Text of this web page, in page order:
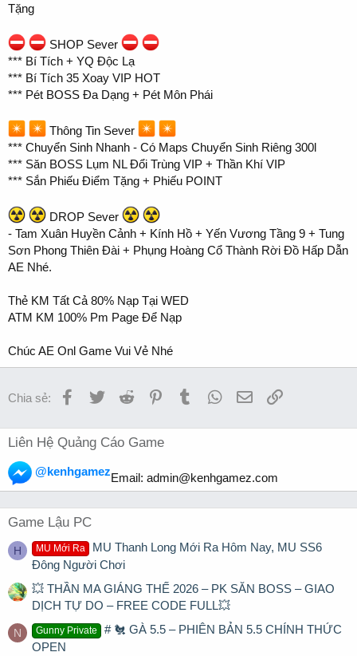
Tặng
SHOP Sever
*** Bí Tích + YQ Độc Lạ
*** Bí Tích 35 Xoay VIP HOT
*** Pét BOSS Đa Dạng + Pét Môn Phái
Thông Tin Sever
*** Chuyển Sinh Nhanh - Có Maps Chuyển Sinh Riêng 300l
*** Săn BOSS Lụm NL Đổi Trùng VIP + Thần Khí VIP
*** Sắn Phiếu Điểm Tặng + Phiếu POINT
DROP Sever
- Tam Xuân Huyền Cảnh + Kính Hồ + Yến Vương Tầng 9 + Tung
Sơn Phong Thiên Đài + Phụng Hoàng Cổ Thành Rời Đồ Hấp Dẫn
AE Nhé.
Thẻ KM Tất Cả 80% Nạp Tại WED
ATM KM 100% Pm Page Để Nạp
Chúc AE Onl Game Vui Vẻ Nhé
Chia sẻ: Facebook
TwitterReddit PinterestTumblrWhatsApp
EmailLink
Liên Hệ Quảng Cáo Game
@kenhgamezEmail: admin@kenhgamez.com
Game Lậu PC
H MU Mới Ra
MU Thanh Long Mới Ra Hôm Nay, MU SS6
Đông Người Chơi
💥 THẦN MA GIÁNG THẾ 2026 – PK SĂN BOSS – GIAO
DỊCH TỰ DO – FREE CODE FULL💥
N Gunny Private
# 🐔 GÀ 5.5 – PHIÊN BẢN 5.5 CHÍNH THỨC
OPEN